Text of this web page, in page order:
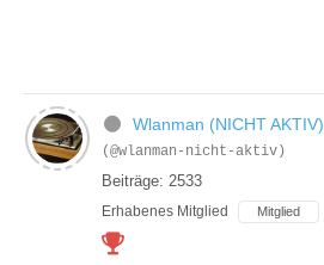
Wlanman (NICHT AKTIV)
(@wlanman-nicht-aktiv)
Beiträge: 2533
Erhabenes Mitglied Mitglied